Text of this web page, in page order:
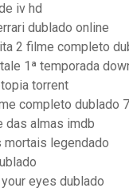
iv hd
dublado online
2 filme completo
1ª temporada
torrent
completo dublado
das almas imdb
mortais legendado
eyes dublado